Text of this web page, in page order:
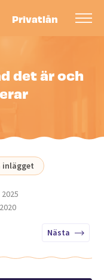
Privatlån
det är och
inlägget
Nästa